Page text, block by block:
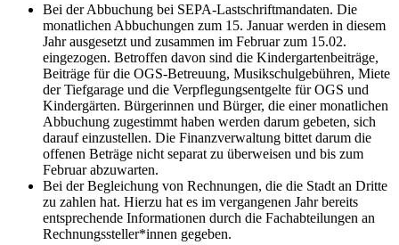
Bei der Abbuchung bei SEPA-Lastschriftmandaten. Die
monatlichen Abbuchungen zum 15. Januar werden in diesem
Jahr ausgesetzt und zusammen im Februar zum 15.02.
eingezogen. Betroffen davon sind die Kindergartenbeiträge,
Beiträge für die OGS-Betreuung, Musikschulgebühren, Miete
der Tiefgarage und die Verpflegungsentgelte für OGS und
Kindergärten. Bürgerinnen und Bürger, die einer monatlichen
Abbuchung zugestimmt haben werden darum gebeten, sich
darauf einzustellen. Die Finanzverwaltung bittet darum die
offenen Beträge nicht separat zu überweisen und bis zum
Februar abzuwarten.
Bei der Begleichung von Rechnungen, die die Stadt an Dritte
zu zahlen hat. Hierzu hat es im vergangenen Jahr bereits
entsprechende Informationen durch die Fachabteilungen an
Rechnungssteller*innen gegeben.